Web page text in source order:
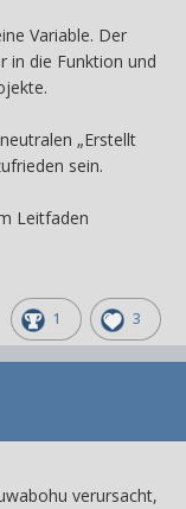
Variable. Der
in die Funktion und
„Erstellt
sein.
Leitfaden
1 3
verursacht,